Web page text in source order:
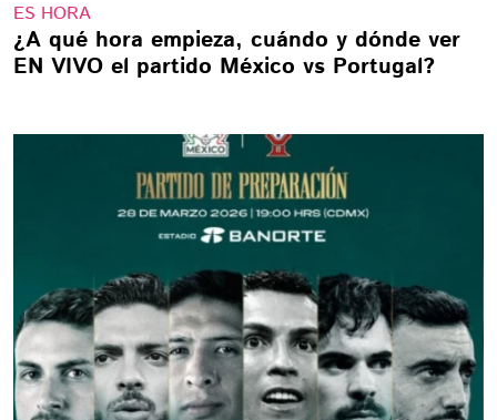
ES HORA
¿A qué hora empieza, cuándo y dónde ver
EN VIVO el partido México vs Portugal?